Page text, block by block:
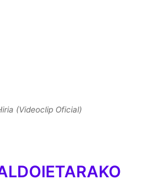
(Videoclip Oficial)